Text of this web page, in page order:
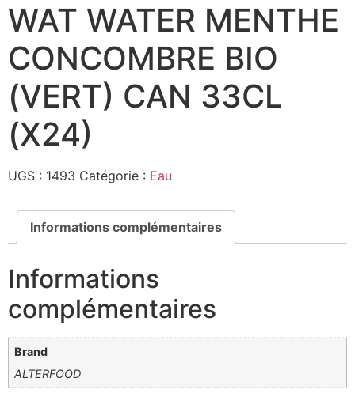
WAT WATER MENTHE
CONCOMBRE BIO
(VERT) CAN 33CL
(X24)
UGS : 1493 Catégorie : Eau
Informations complémentaires
Informations
complémentaires
Brand
ALTERFOOD